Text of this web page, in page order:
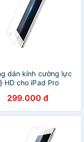
dán kính cường lực
HD cho iPad Pro
hàng chính
299.000 đ